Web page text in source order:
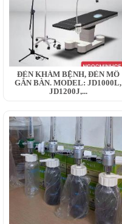
ĐÈN KHÁM BỆNH, ĐÈN MỔ
GẮN BÀN. MODEL: JD1000L,
JD1200J,...